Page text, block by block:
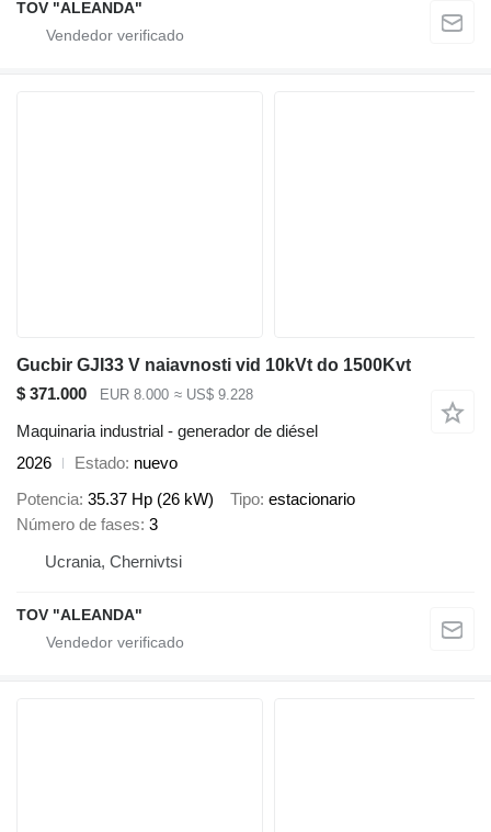
TOV "ALEANDA"
Gucbir GJI33 V naiavnosti vid 10kVt do 1500Kvt
$ 371.000
EUR 8.000 ≈ US$ 9.228
Maquinaria industrial - generador de diésel
2026
Estado nuevo
Potencia 35.37 Hp (26 kW) Tipo estacionario
Número de fases 3
Ucrania, Chernivtsi
TOV "ALEANDA"